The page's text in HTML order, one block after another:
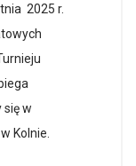
2025 r.
się w
Kolnie.